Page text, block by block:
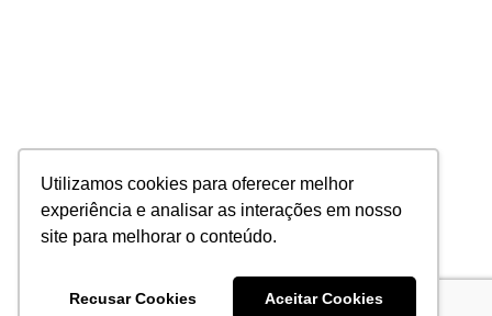
Utilizamos cookies para oferecer melhor
experiência e analisar as interações em nosso
site para melhorar o conteúdo.
Recusar Cookies Aceitar Cookies